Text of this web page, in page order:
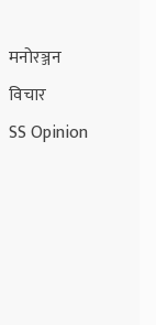
मनोरञ्जन
विचार
SS Opinion